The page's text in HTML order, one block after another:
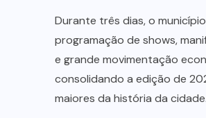
Durante três dias, o
programação de shows,
e grande movimentação
consolidando a edição de
maiores da história da cidade.